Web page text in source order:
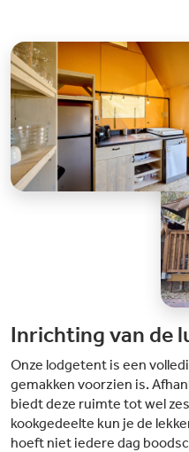
Inrichting van de
Onze lodgetent is een
gemakken voorzien is.
biedt deze ruimte tot wel
kookgedeelte kun je de
hoeft niet iedere dag